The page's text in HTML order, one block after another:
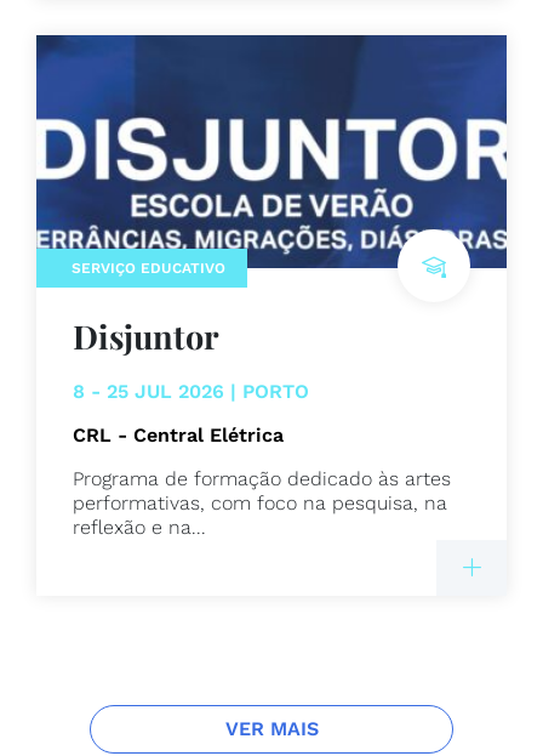
SERVIÇO EDUCATIVO
Disjuntor
8 - 25 JUL 2026 | PORTO
CRL - Central Elétrica
Programa de formação dedicado às artes
performativas, com foco na pesquisa, na
reflexão e na...
VER MAIS